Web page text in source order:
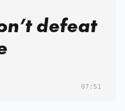
defeat
07:51